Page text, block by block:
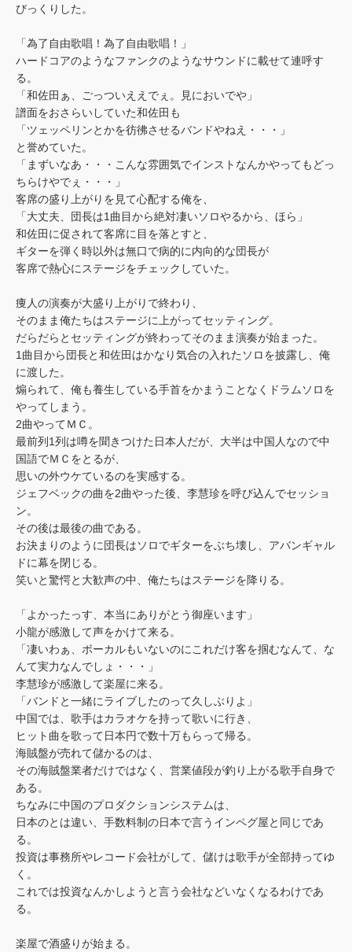
びっくりした。
「為了自由歌唱！為了自由歌唱！」
ハードコアのようなファンクのようなサウンドに載せて連呼す
る。
「和佐田ぁ、ごっついええでぇ。見においでや」
譜面をおさらいしていた和佐田も
「ツェッペリンとかを彷彿させるバンドやねえ・・・」
と誉めていた。
「まずいなあ・・・こんな雰囲気でインストなんかやってもどっ
ちらけやでぇ・・・」
客席の盛り上がりを見て心配する俺を、
「大丈夫、団長は1曲目から絶対凄いソロやるから、ほら」
和佐田に促されて客席に目を落とすと、
ギターを弾く時以外は無口で病的に内向的な団長が
客席で熱心にステージをチェックしていた。
痩人の演奏が大盛り上がりで終わり、
そのまま俺たちはステージに上がってセッティング。
だらだらとセッティングが終わってそのまま演奏が始まった。
1曲目から団長と和佐田はかなり気合の入れたソロを披露し、俺
に渡した。
煽られて、俺も養生している手首をかまうことなくドラムソロを
やってしまう。
2曲やってＭＣ。
最前列1列は噂を聞きつけた日本人だが、大半は中国人なので中
国語でＭＣをとるが、
思いの外ウケているのを実感する。
ジェフベックの曲を2曲やった後、李慧珍を呼び込んでセッショ
ン。
その後は最後の曲である。
お決まりのように団長はソロでギターをぶち壊し、アバンギャル
ドに幕を閉じる。
笑いと驚愕と大歓声の中、俺たちはステージを降りる。
「よかったっす、本当にありがとう御座います」
小龍が感激して声をかけて来る。
「凄いわぁ、ボーカルもいないのにこれだけ客を掴むなんて、な
んて実力なんでしょ・・・」
李慧珍が感激して楽屋に来る。
「バンドと一緒にライブしたのって久しぶりよ」
中国では、歌手はカラオケを持って歌いに行き、
ヒット曲を歌って日本円で数十万もらって帰る。
海賊盤が売れて儲かるのは、
その海賊盤業者だけではなく、営業値段が釣り上がる歌手自身で
ある。
ちなみに中国のプロダクションシステムは、
日本のとは違い、手数料制の日本で言うインペグ屋と同じであ
る。
投資は事務所やレコード会社がして、儲けは歌手が全部持ってゆ
く。
これでは投資なんかしようと言う会社などいなくなるわけであ
る。
楽屋で酒盛りが始まる。